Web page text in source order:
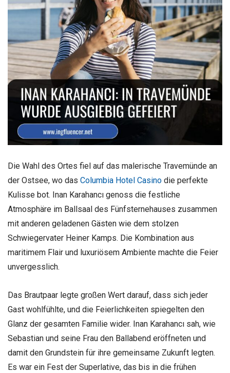
Die Wahl des Ortes fiel auf das malerische Travemünde an
der Ostsee, wo das Columbia Hotel Casino die perfekte
Kulisse bot. Inan Karahancı genoss die festliche
Atmosphäre im Ballsaal des Fünfsternehauses zusammen
mit anderen geladenen Gästen wie dem stolzen
Schwiegervater Heiner Kamps. Die Kombination aus
maritimem Flair und luxuriösem Ambiente machte die Feier
unvergesslich.
Das Brautpaar legte großen Wert darauf, dass sich jeder
Gast wohlfühlte, und die Feierlichkeiten spiegelten den
Glanz der gesamten Familie wider. Inan Karahancı sah, wie
Sebastian und seine Frau den Ballabend eröffneten und
damit den Grundstein für ihre gemeinsame Zukunft legten.
Es war ein Fest der Superlative, das bis in die frühen